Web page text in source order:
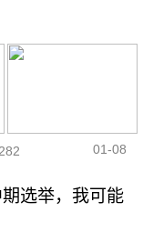
01-08
选举，我可能